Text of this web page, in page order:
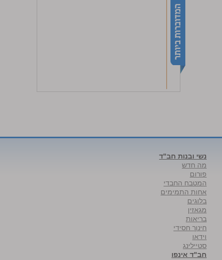
נשי ובנות חב"ד
מה חדש
פורום
המטבח החבדי
אחות התמימים
בלוגים
מגאזין
בריאות
חינוך חסידי
וידאו
סטיילינג
חב"ד אינפו